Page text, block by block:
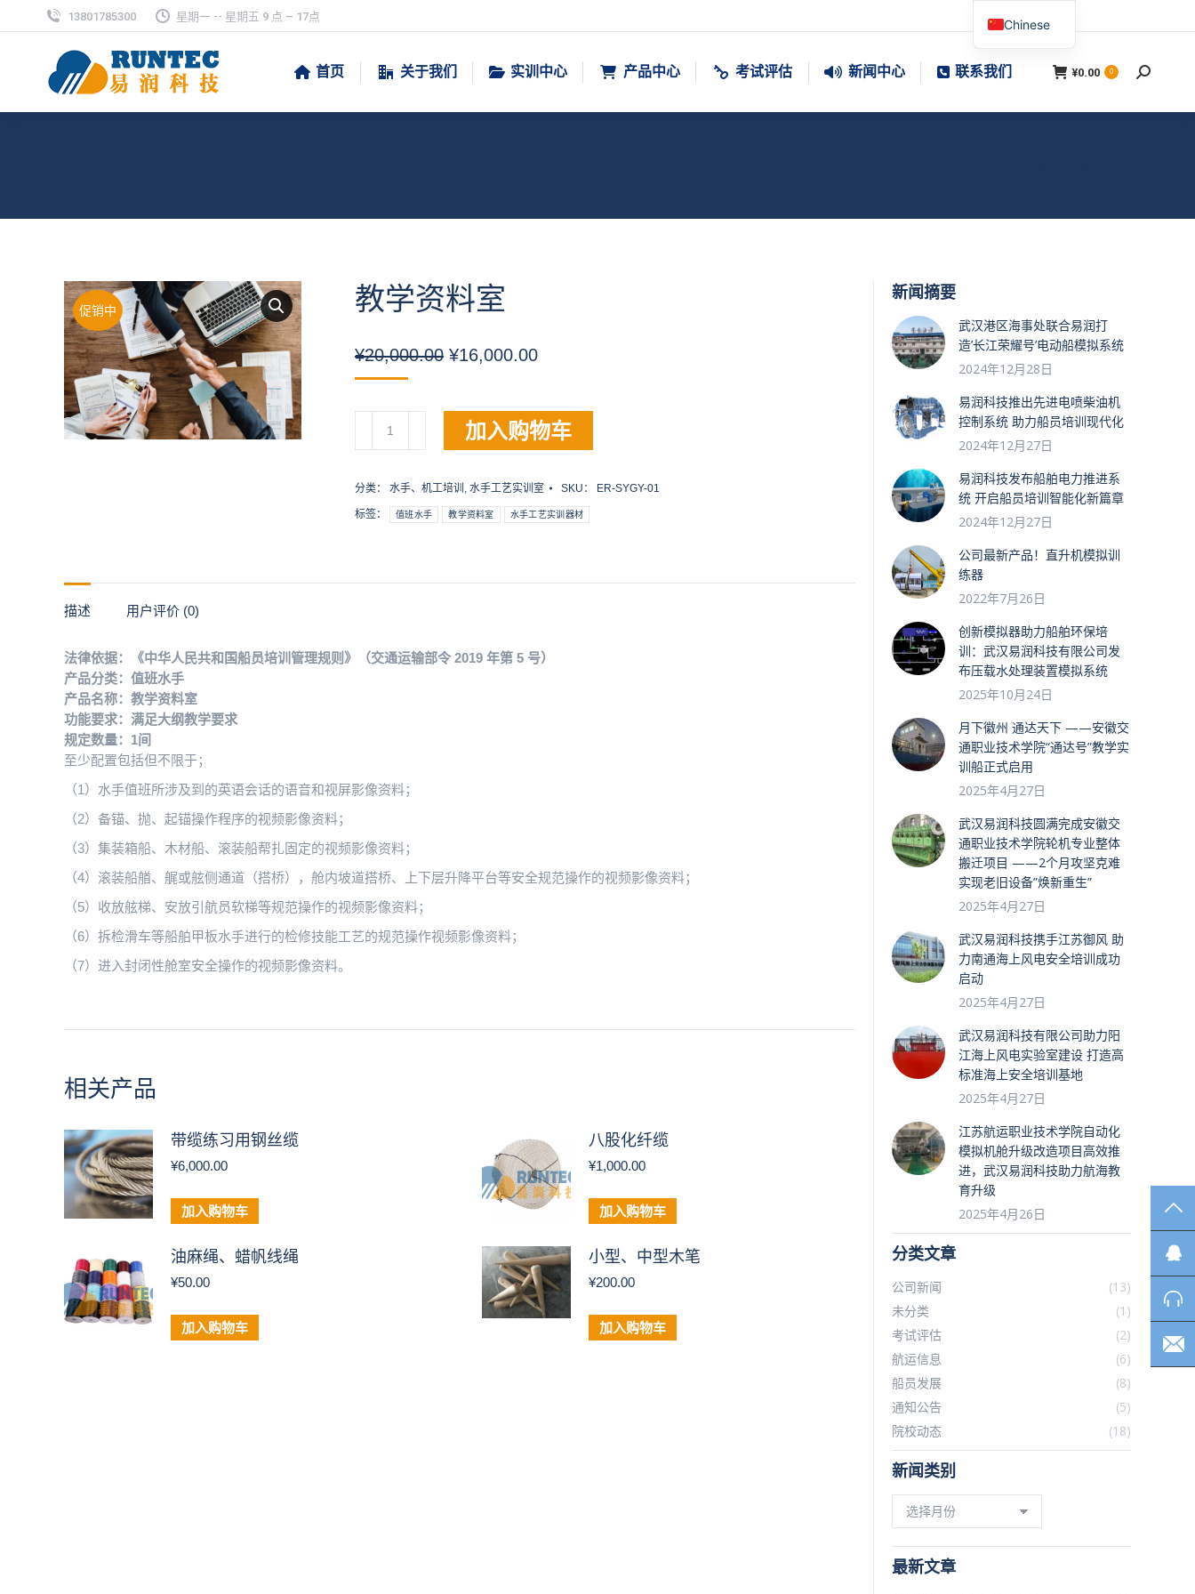
13801785300 星期一 -- 星期五 9 点 – 17点
首页 关于我们 实训中心 产品中心 考试评估 新闻中心 联系我们 ¥0.00 0
搜
促销中 教学资料室
¥20,000.00 原
¥20,000.00。
¥16,000.00当
格
为：
料
数
加入购物车
分类： 水手、机工培训 , 水手工艺实训室 SKU： ER-SYGY-01
标签： 值班水手 教学资料室 水手工艺实训器材
描述 用户评价 (0)
法律依据：《中华人民共和国船员培训管理规则》（交通运输部令 2019 年第 5 号）
产品分类：值班水手
产品名称：教学资料室
功能要求：满足大纲教学要求
规定数量：1间
至少配置包括但不限于；
（1）水手值班所涉及到的英语会话的语音和视屏影像资料；
（2）备锚、抛、起锚操作程序的视频影像资料；
（3）集装箱船、木材船、滚装船帮扎固定的视频影像资料；
（4）滚装船艏、艉或舷侧通道（搭桥），舱内坡道搭桥、上下层升降平台等安全规范操作的视频影像资料；
（5）收放舷梯、安放引航员软梯等规范操作的视频影像资料；
（6）拆检滑车等船舶甲板水手进行的检修技能工艺的规范操作视频影像资料；
（7）进入封闭性舱室安全操作的视频影像资料。
相关产品
带缆练习用钢丝缆
¥6,000.00
加入购物车
八股化纤缆
¥1,000.00
加入购物车
油麻绳、蜡帆线绳
¥50.00
加入购物车
小型、中型木笔
¥200.00
加入购物车
新闻摘要
武汉港区海事处联合易润打
造’长江荣耀号’电动船模拟系统
2024年12月28日
易润科技推出先进电喷柴油机
控制系统 助力船员培训现代化
2024年12月27日
易润科技发布船舶电力推进系
统 开启船员培训智能化新篇章
2024年12月27日
公司最新产品！直升机模拟训
练器
2022年7月26日
创新模拟器助力船舶环保培
训：武汉易润科技有限公司发
布压载水处理装置模拟系统
2025年10月24日
月下徽州 通达天下 ——安徽交
通职业技术学院“通达号”教学实
训船正式启用
2025年4月27日
武汉易润科技圆满完成安徽交
通职业技术学院轮机专业整体
搬迁项目 ——2个月攻坚克难
实现老旧设备”焕新重生”
2025年4月27日
武汉易润科技携手江苏御风 助
力南通海上风电安全培训成功
启动
2025年4月27日
武汉易润科技有限公司助力阳
江海上风电实验室建设 打造高
标准海上安全培训基地
2025年4月27日
江苏航运职业技术学院自动化
模拟机舱升级改造项目高效推
进，武汉易润科技助力航海教
育升级
2025年4月26日
分类文章
公司新闻
(13)
未分类
(1)
考试评估
(2)
航运信息
(6)
船员发展
(8)
通知公告
(5)
院校动态
(18)
新闻类别
类
别
最新文章
Chinese